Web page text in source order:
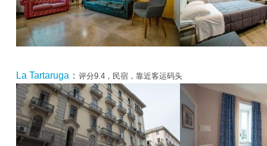
La Tartaruga ： 评分9.4，民宿，靠近客运码头